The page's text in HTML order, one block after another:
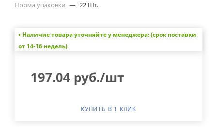
Норма упаковки — 22 Шт.
• Наличие товара уточняйте у менеджера: (срок поставки
от 14-16 недель)
197.04 руб./шт
КУПИТЬ В 1 КЛИК